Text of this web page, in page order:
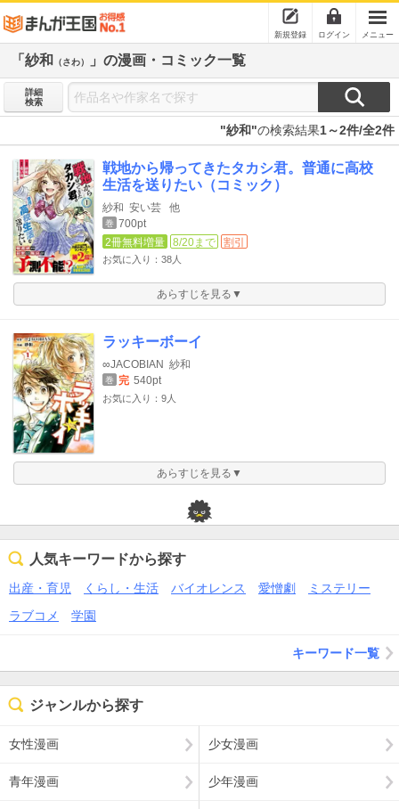
新規登録 ログイン メニュー
「紗和 （さわ） 」の漫画・コミック一覧
詳細
検索
"紗和"の検索結果1～2件/全2件
戦地から帰ってきたタカシ君。普通に高校
生活を送りたい（コミック）
紗和 安い芸 他
巻 700pt
2冊無料増量
8/20まで 割引
お気に入り：38人
あらすじを見る▼
ラッキーボーイ
∞JACOBIAN 紗和
巻 完 540pt
お気に入り：9人
あらすじを見る▼
人気キーワードから探す
出産・育児 くらし・生活 バイオレンス 愛憎劇
ミステリー
ラブコメ
学園
キーワード一覧
ジャンルから探す
女性漫画 少女漫画
青年漫画 少年漫画